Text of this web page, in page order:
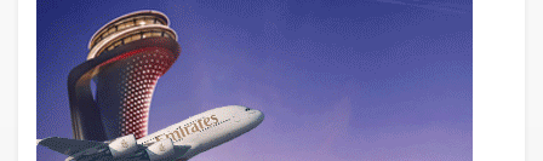
İstanbul’a indi
5 saat önce
Emirates’in reddettiği 10 Boeing 777X
için United kararı